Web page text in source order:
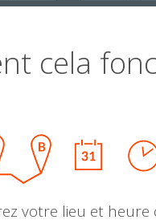
cela
votre lieu et heure